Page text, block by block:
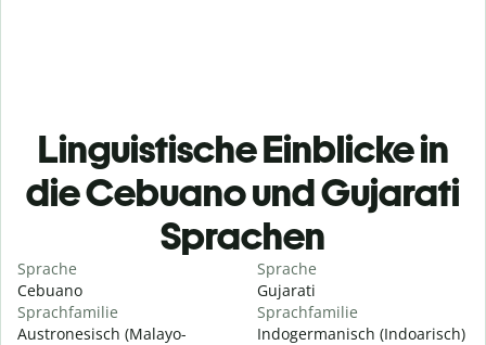
Linguistische Einblicke in
die Cebuano und Gujarati
Sprachen
Sprache
Cebuano
Sprachfamilie
Austronesisch (Malayo-
Sprache
Gujarati
Sprachfamilie
Indogermanisch (Indoarisch)